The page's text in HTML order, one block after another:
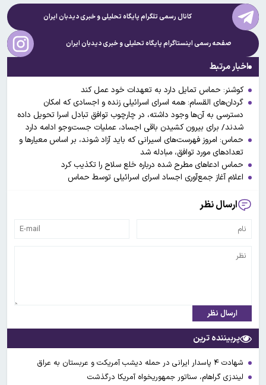
کانال رسمی تلگرام پایگاه تحلیلی و خبریدیدبان ایران
صفحه رسمی اینستاگرام پایگاه تحلیلی و خبریدیدبان ایران
اخبار مرتبط
کوشنر: حماس تمایل دارد به تعهدات خود عمل کند
گردان‌های القسام: همه اسرای اسرائیلی زنده و اجسادی که امکان
دسترسی به آن‌ها وجود داشته، در چارچوب توافق تبادل اسرا تحویل داده
شدند/ برای بیرون کشیدن باقی اجساد، عملیات جست‌و‌جو ادامه دارد
حماس: امروز فهرست‌های اسیرانی که باید آزاد شوند، بر اساس معیارها و
تعدادهای مورد توافق، مبادله شد
حماس ادعاهای مطرح شده درباره خلع سلاح را تکذیب کرد
اعلام آغاز جمع‌آوری اجساد اسرای اسرائیلی توسط حماس
ارسال نظر
ارسال نظر
پربیننده ترین
شهادت ۴ پاسدار ایرانی در حمله دیشب آمریکت و عربستان به عراق
لیندزی گراهام، سناتور جمهوریخواه آمریکا درگذشت